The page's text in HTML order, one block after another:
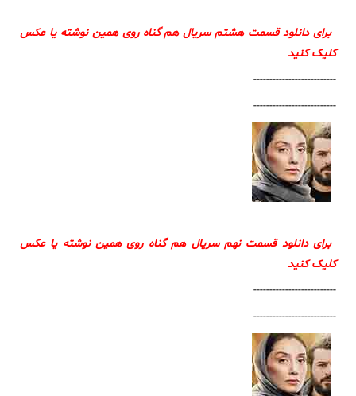
برای دانلود قسمت هشتم سریال هم گناه روی همین نوشته یا عکس
کلیک کنید
--------------------------
--------------------------
برای دانلود قسمت نهم سریال هم گناه روی همین نوشته یا عکس
کلیک کنید
--------------------------
--------------------------